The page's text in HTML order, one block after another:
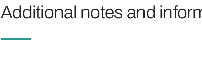
Additional notes and